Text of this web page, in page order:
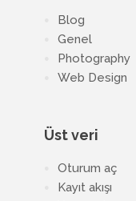
Blog
Genel
Photography
Web Design
Üst veri
Oturum aç
Kayıt akışı